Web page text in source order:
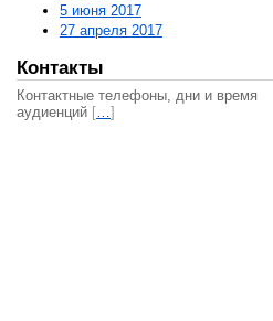
5 июня 2017
27 апреля 2017
Контакты
Контактные телефоны, дни и время
аудиенций […]